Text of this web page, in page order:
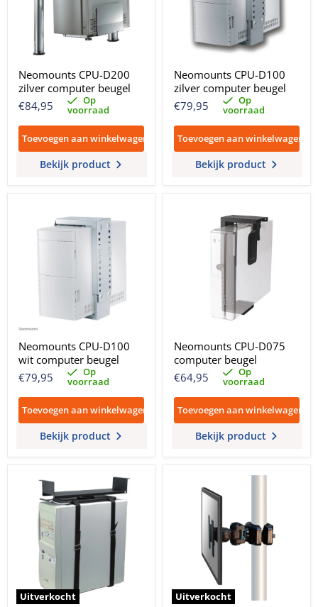
Neomounts CPU-D200
zilver computer beugel
€84,95
Op
voorraad
Toevoegen aan winkelwagen
Bekijk product
Neomounts CPU-D100
zilver computer beugel
€79,95
Op
voorraad
Toevoegen aan winkelwagen
Bekijk product
Neomounts CPU-D100
wit computer beugel
€79,95
Op
voorraad
Toevoegen aan winkelwagen
Bekijk product
Neomounts CPU-D075
computer beugel
€64,95
Op
voorraad
Toevoegen aan winkelwagen
Bekijk product
Uitverkocht Uitverkocht